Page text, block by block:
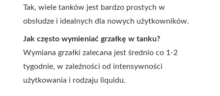
Tak, wiele tanków jest bardzo prostych w
obsłudze i idealnych dla nowych użytkowników.
Jak często wymieniać grzałkę w tanku?
Wymiana grzałki zalecana jest średnio co 1-2
tygodnie, w zależności od intensywności
użytkowania i rodzaju liquidu.